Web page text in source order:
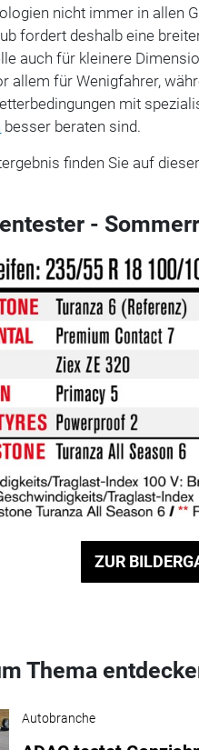
nicht immer in allen
fordert deshalb eine
auch für kleinere
allem für Wenigfahrer,
mit
besser beraten sind.
finden Sie auf
-
ZUR
Thema
Autobranche